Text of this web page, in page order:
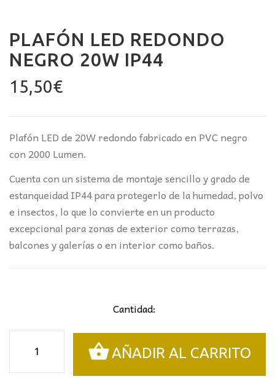
PLAFÓN LED REDONDO
NEGRO 20W IP44
15,50€
Plafón LED de 20W redondo fabricado en PVC negro
con 2000 Lumen.
Cuenta con un sistema de montaje sencillo y grado de
estanqueidad IP44 para protegerlo de la humedad, polvo
e insectos, lo que lo convierte en un producto
excepcional para zonas de exterior como terrazas,
balcones y galerías o en interior como baños.
Cantidad:
Redondo
AÑADIR AL CARRITO